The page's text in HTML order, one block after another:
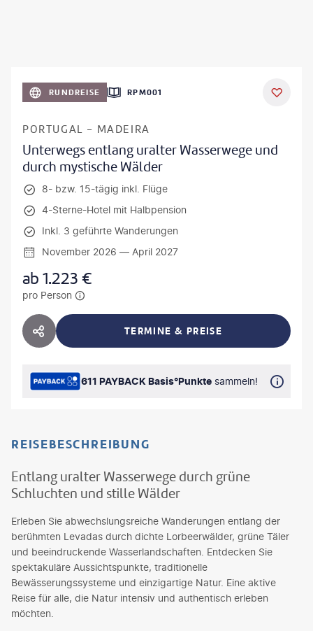
RUNDREISE RPM001
PORTUGAL - MADEIRA
Unterwegs entlang uralter Wasserwege und
durch mystische Wälder
8- bzw. 15-tägig inkl. Flüge
4-Sterne-Hotel mit Halbpension
Inkl. 3 geführte Wanderungen
November 2026 — April 2027
ab1.223 €
pro Person
HOTEL TEILEN TERMINE & PREISE
611 PAYBACK Basis°Punkte sammeln!
REISEBESCHREIBUNG
Entlang uralter Wasserwege durch grüne
Schluchten und stille Wälder
Erleben Sie abwechslungsreiche Wanderungen entlang der
berühmten Levadas durch dichte Lorbeerwälder, grüne Täler
und beeindruckende Wasserlandschaften. Entdecken Sie
spektakuläre Aussichtspunkte, traditionelle
Bewässerungssysteme und einzigartige Natur. Eine aktive
Reise für alle, die Natur intensiv und authentisch erleben
möchten.